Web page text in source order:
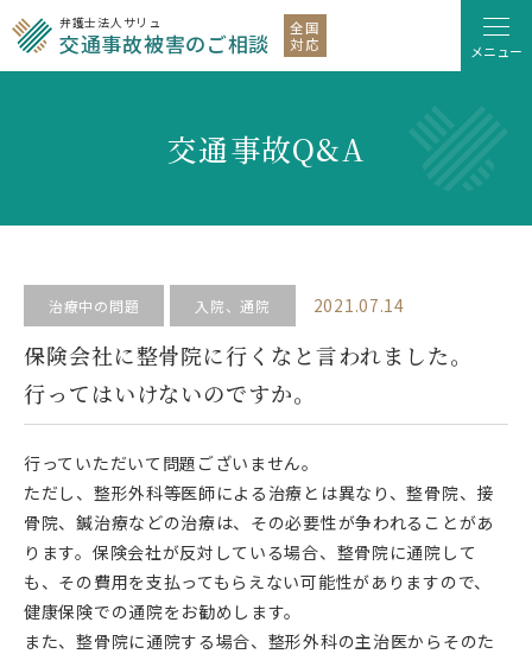
弁護士法人サリュ
交通事故被害のご相談
全国
対応
メニュー
交通事故Q&A
治療中の問題 入院、通院 2021.07.14
保険会社に整骨院に行くなと言われました。
行ってはいけないのですか。
行っていただいて問題ございません。
ただし、整形外科等医師による治療とは異なり、整骨院、接
骨院、鍼治療などの治療は、その必要性が争われることがあ
ります。保険会社が反対している場合、整骨院に通院して
も、その費用を支払ってもらえない可能性がありますので、
健康保険での通院をお勧めします。
また、整骨院に通院する場合、整形外科の主治医からそのた